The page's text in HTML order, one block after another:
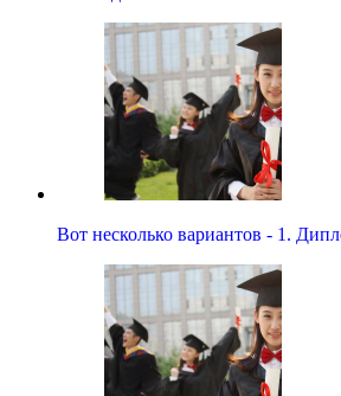
Вот несколько вариантов - 1.